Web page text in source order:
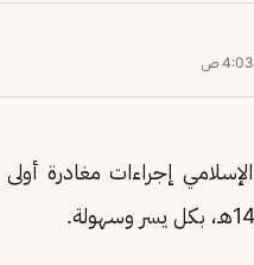
4:03 ص
الإسلامي إجراءات مغادرة